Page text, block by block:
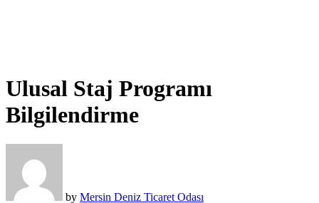
Ulusal Staj Programı
Bilgilendirme
by Mersin Deniz Ticaret Odası